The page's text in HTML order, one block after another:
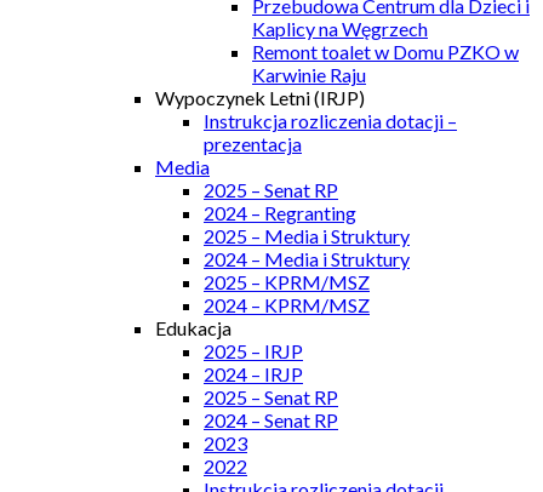
Przebudowa Centrum dla Dzieci i
Kaplicy na Węgrzech
Remont toalet w Domu PZKO w
Karwinie Raju
Wypoczynek Letni (IRJP)
Instrukcja rozliczenia dotacji –
prezentacja
Media
2025 – Senat RP
2024 – Regranting
2025 – Media i Struktury
2024 – Media i Struktury
2025 – KPRM/MSZ
2024 – KPRM/MSZ
Edukacja
2025 – IRJP
2024 – IRJP
2025 – Senat RP
2024 – Senat RP
2023
2022